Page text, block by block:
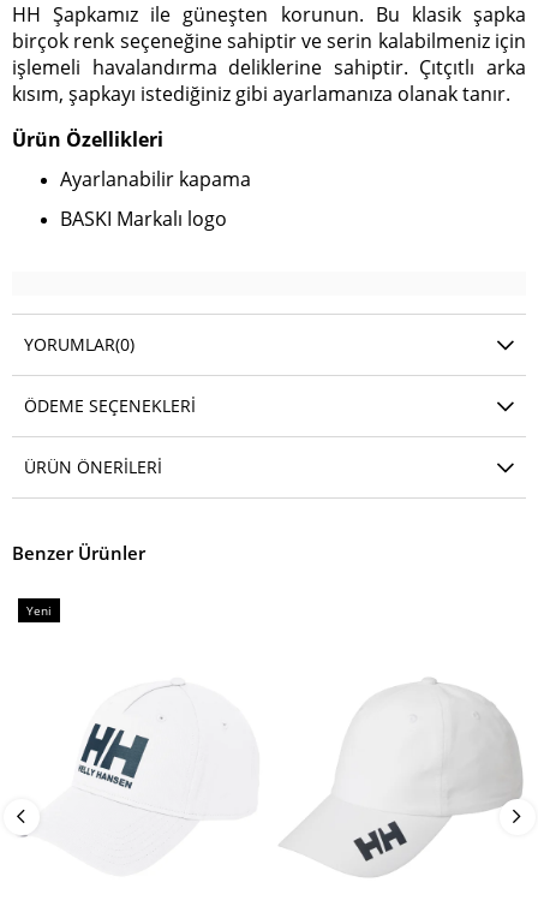
HH Şapkamız ile güneşten korunun. Bu klasik şapka
birçok renk seçeneğine sahiptir ve serin kalabilmeniz için
işlemeli havalandırma deliklerine sahiptir. Çıtçıtlı arka
kısım, şapkayı istediğiniz gibi ayarlamanıza olanak tanır.
Ürün Özellikleri
Ayarlanabilir kapama
BASKI Markalı logo
YORUMLAR(0)
ÖDEME SEÇENEKLERI
ÜRÜN ÖNERILERI
Benzer Ürünler
Yeni